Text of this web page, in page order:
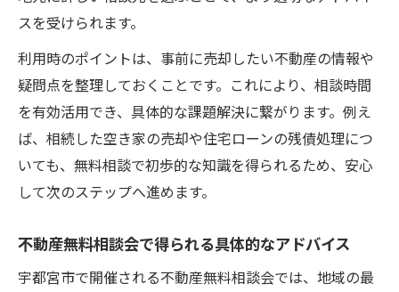
スを受けられます。
利用時のポイントは、事前に売却したい不動産の情報や
疑問点を整理しておくことです。これにより、相談時間
を有効活用でき、具体的な課題解決に繋がります。例え
ば、相続した空き家の売却や住宅ローンの残債処理につ
いても、無料相談で初歩的な知識を得られるため、安心
して次のステップへ進めます。
不動産無料相談会で得られる具体的なアドバイス
宇都宮市で開催される不動産無料相談会では、地域の最